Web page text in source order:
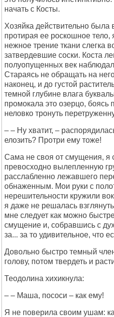
начать с Косты.
Хозяйка действительно была
протирая ее роскошное тело,
нежное трение ткани слегка
затвердевшие соски. Коста
полуопущенных век
Стараясь не обращать на
наконец, и до густой
темной глубине влага
промокала это озерцо, боясь
неловко тронуть
– – Ну хватит, –
елозить? Протри ему тоже!
Сама не своя от смущения, я
превосходно вылепленную
расслабленно лежавшего
обнаженным. Мои руки с
нерешительности кружили
я даже не решалась
мне следует как можно
смущение и, собравшись с
за... за то удивительное, что
Довольно быстро темный
голову, потом твердеть и
Теодолина хихикнула:
– – Маша, пососи – как ему!
Я не поверила своим ушам: